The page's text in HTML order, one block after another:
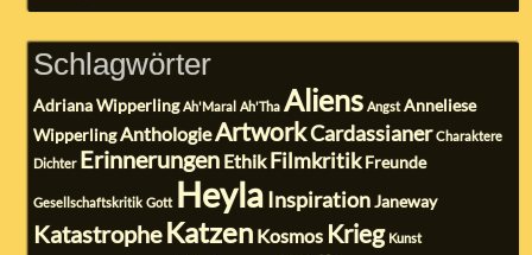
Schlagwörter
Adriana Wipperling Ah'Maral Ah'Tha Aliens Angst Anneliese
WipperlingAnthologieArtworkCardassianer Charaktere
Dichter Erinnerungen EthikFilmkritik Freunde
Gesellschaftskritik Gott HeylaInspiration Janeway
Katastrophe Katzen Kosmos Krieg Kunst